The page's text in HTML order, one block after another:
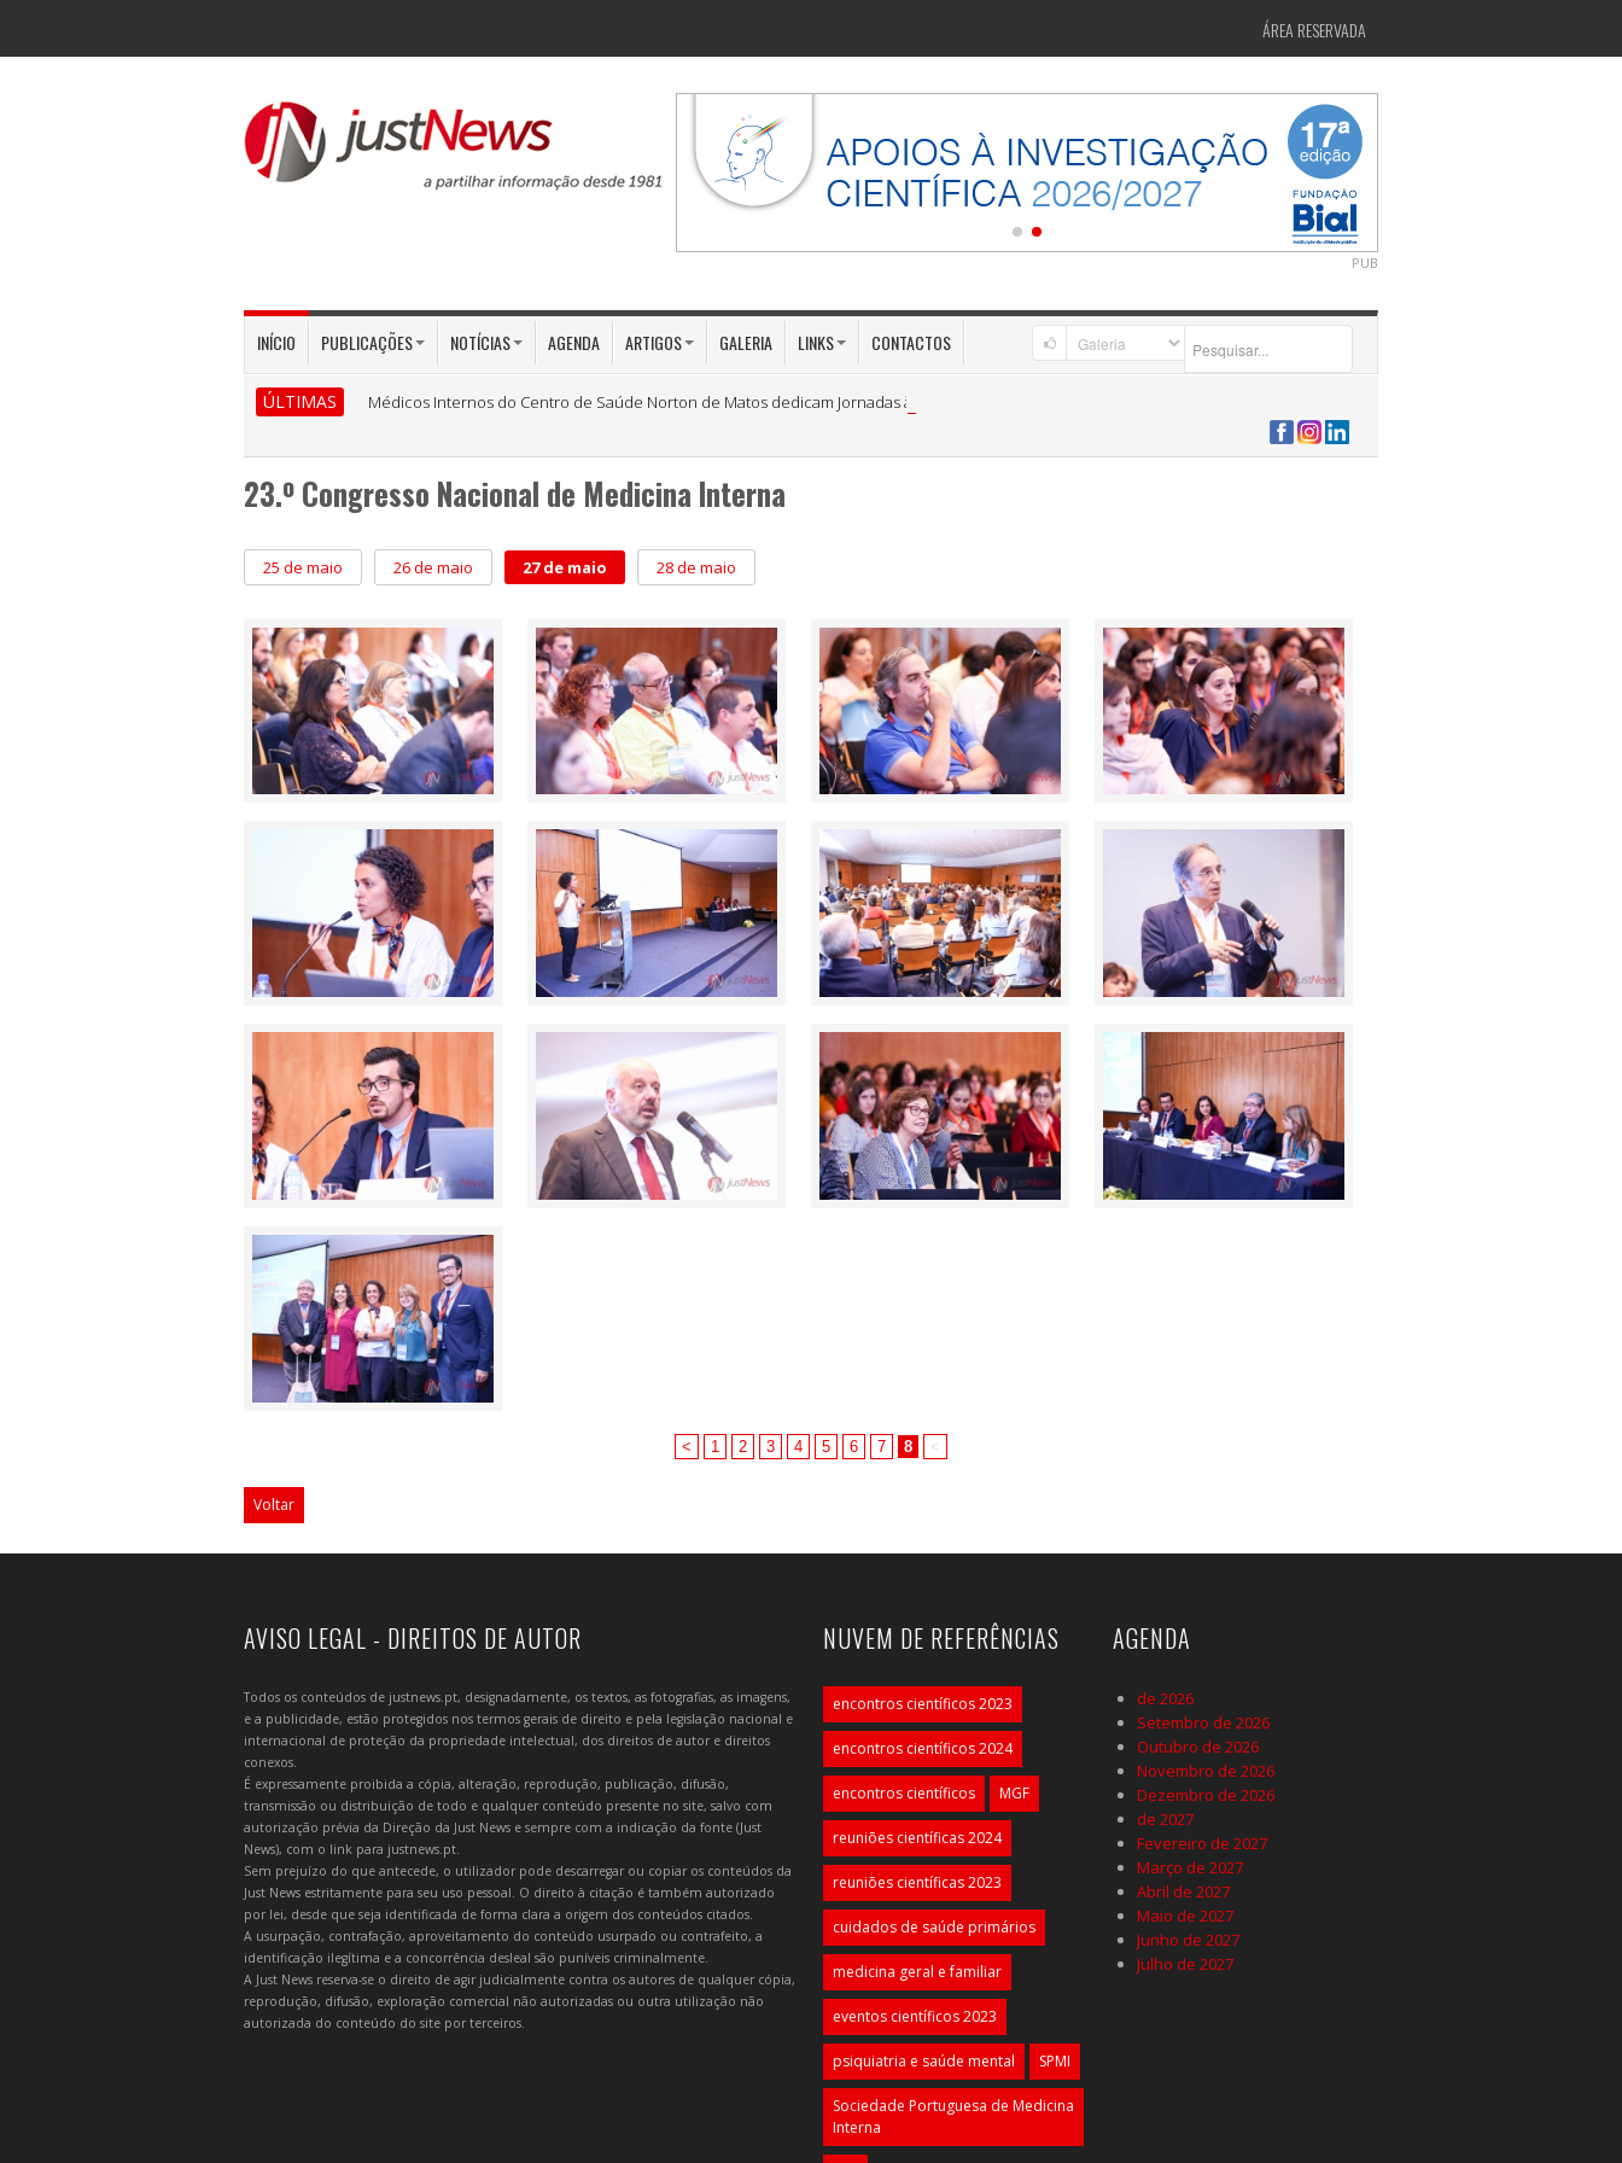
ÁREA RESERVADA
PUB
INÍCIO PUBLICAÇÕES NOTÍCIAS AGENDA ARTIGOS GALERIA LINKS CONTACTOS
ÚLTIMAS Médicos Internos do Centro de Saúde Norton de Matos dedicam Jornadas à «Medicina Preventiva»
23.º Congresso Nacional de Medicina Interna
25 de maio 26 de maio 27 de maio 28 de maio
< 1 2 3 4 5 6 7 8 <
Voltar
AVISO LEGAL - DIREITOS DE AUTOR
Todos os conteúdos de justnews.pt, designadamente, os textos, as fotografias, as imagens,
e a publicidade, estão protegidos nos termos gerais de direito e pela legislação nacional e
internacional de proteção da propriedade intelectual, dos direitos de autor e direitos
conexos.
É expressamente proibida a cópia, alteração, reprodução, publicação, difusão,
transmissão ou distribuição de todo e qualquer conteúdo presente no site, salvo com
autorização prévia da Direção da Just News e sempre com a indicação da fonte (Just
News), com o link para justnews.pt.
Sem prejuízo do que antecede, o utilizador pode descarregar ou copiar os conteúdos da
Just News estritamente para seu uso pessoal. O direito à citação é também autorizado
por lei, desde que seja identificada de forma clara a origem dos conteúdos citados.
A usurpação, contrafação, aproveitamento do conteúdo usurpado ou contrafeito, a
identificação ilegítima e a concorrência desleal são puníveis criminalmente.
A Just News reserva-se o direito de agir judicialmente contra os autores de qualquer cópia,
reprodução, difusão, exploração comercial não autorizadas ou outra utilização não
autorizada do conteúdo do site por terceiros.
NUVEM DE REFERÊNCIAS
encontros científicos 2023
encontros científicos 2024
encontros científicos MGF
reuniões científicas 2024
reuniões científicas 2023
cuidados de saúde primários
medicina geral e familiar
eventos científicos 2023
psiquiatria e saúde mental SPMI
Sociedade Portuguesa de Medicina
Interna
AGENDA
de 2026
Setembro de 2026
Outubro de 2026
Novembro de 2026
Dezembro de 2026
de 2027
Fevereiro de 2027
Março de 2027
Abril de 2027
Maio de 2027
Junho de 2027
Julho de 2027